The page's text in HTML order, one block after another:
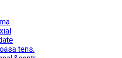
tens.